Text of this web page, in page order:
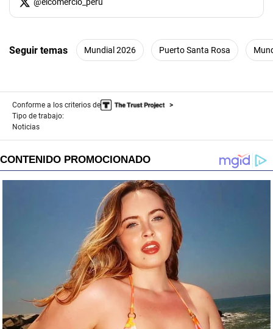
@elcomercio_peru
Seguir temas Mundial 2026 Puerto Santa Rosa
Conforme a los criterios de
Tipo de trabajo:
Noticias